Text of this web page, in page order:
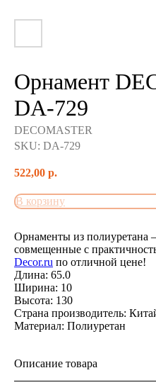
Орнамент
DA-729
DECOMASTER
SKU: DA-729
522,00 р.
В корзину
Орнаменты из полиуретана
совмещенные с
Decor.ru по отличной цене!
Длина: 65.0
Ширина: 10
Высота: 130
Страна производитель:
Материал: Полиуретан
Описание товара